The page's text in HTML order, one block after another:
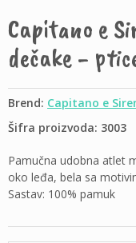
Capitano e
dečake -
Brend: Capitano e
Šifra proizvoda: 3003
Pamučna udobna atlet
oko leđa, bela sa
Sastav: 100% pamuk